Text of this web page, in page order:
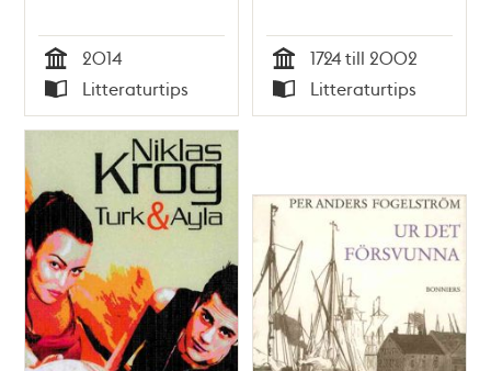
Tid
2014
Typ
Litteraturtips Tid
1724 till 2002
Typ
Litteraturtips